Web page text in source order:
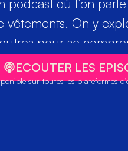
podcast où l’on
vêtements. On y
pour se
ECOUTER LES
sur toutes les plateformes